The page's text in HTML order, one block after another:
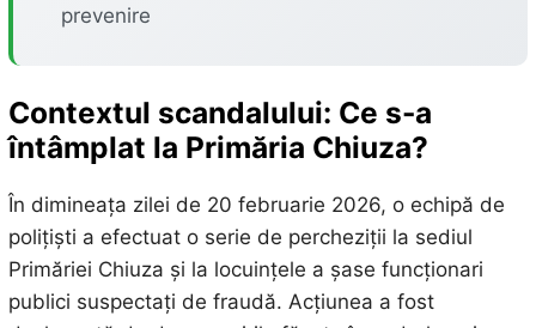
prevenire
Contextul scandalului: Ce s-a
întâmplat la Primăria Chiuza?
În dimineața zilei de 20 februarie 2026, o echipă de
polițiști a efectuat o serie de percheziții la sediul
Primăriei Chiuza și la locuințele a șase funcționari
publici suspectați de fraudă. Acțiunea a fost